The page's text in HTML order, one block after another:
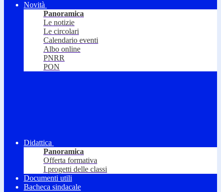
Novità
Panoramica
Le notizie
Le circolari
Calendario eventi
Albo online
PNRR
PON
Didattica
Panoramica
Offerta formativa
I progetti delle classi
Documenti utili
Bacheca sindacale